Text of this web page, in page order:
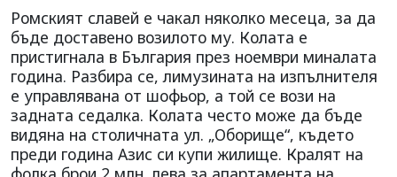
Ромският славей е чакал няколко месеца, за да
бъде доставено возилото му. Колата е
пристигнала в България през ноември миналата
година. Разбира се, лимузината на изпълнителя
е управлявана от шофьор, а той се вози на
задната седалка. Колата често може да бъде
видяна на столичната ул. „Оборище“, където
преди година Азис си купи жилище. Кралят на